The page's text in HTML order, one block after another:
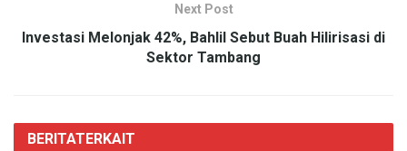
Next Post
Investasi Melonjak 42%, Bahlil Sebut Buah Hilirisasi di
Sektor Tambang
BERITATERKAIT